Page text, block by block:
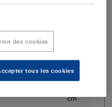
distale
mm
cm
des cookies
tous les cookies